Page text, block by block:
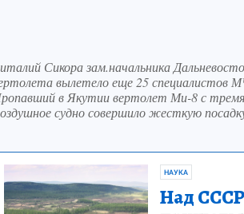
Сикора зам.начальника
вылетело еще 25 специалистов
в Якутии вертолет Ми-8 с
судно совершило жесткую
НАУКА
Над СССР